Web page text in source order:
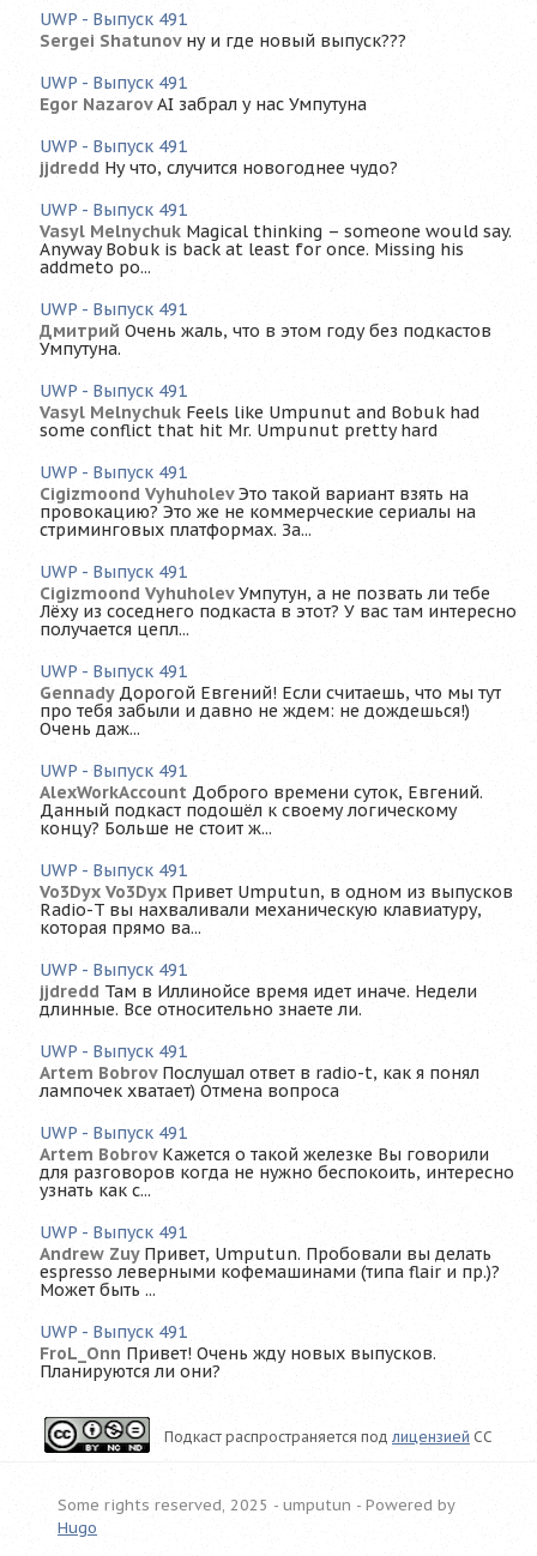
UWP - Выпуск 491
Sergei Shatunov ну и где новый выпуск???
UWP - Выпуск 491
Egor Nazarov AI забрал у нас Умпутуна
UWP - Выпуск 491
jjdredd Ну что, случится новогоднее чудо?
UWP - Выпуск 491
Vasyl Melnychuk Magical thinking – someone would say.
Anyway Bobuk is back at least for once. Missing his
addmeto po...
UWP - Выпуск 491
Дмитрий Очень жаль, что в этом году без подкастов
Умпутуна.
UWP - Выпуск 491
Vasyl Melnychuk Feels like Umpunut and Bobuk had
some conflict that hit Mr. Umpunut pretty hard
UWP - Выпуск 491
Cigizmoond Vyhuholev Это такой вариант взять на
провокацию? Это же не коммерческие сериалы на
стриминговых платформах. За...
UWP - Выпуск 491
Cigizmoond Vyhuholev Умпутун, а не позвать ли тебе
Лёху из соседнего подкаста в этот? У вас там интересно
получается цепл...
UWP - Выпуск 491
Gennady Дорогой Евгений! Если считаешь, что мы тут
про тебя забыли и давно не ждем: не дождешься!)
Очень даж...
UWP - Выпуск 491
AlexWorkAccount Доброго времени суток, Евгений.
Данный подкаст подошёл к своему логическому
концу? Больше не стоит ж...
UWP - Выпуск 491
Vo3Dyx Vo3Dyx Привет Umputun, в одном из выпусков
Radio-T вы нахваливали механическую клавиатуру,
которая прямо ва...
UWP - Выпуск 491
jjdredd Там в Иллинойсе время идет иначе. Недели
длинные. Все относительно знаете ли.
UWP - Выпуск 491
Artem Bobrov Послушал ответ в radio-t, как я понял
лампочек хватает) Отмена вопроса
UWP - Выпуск 491
Artem Bobrov Кажется о такой железке Вы говорили
для разговоров когда не нужно беспокоить, интересно
узнать как с...
UWP - Выпуск 491
Andrew Zuy Привет, Umputun. Пробовали вы делать
espresso леверными кофемашинами (типа flair и пр.)?
Может быть ...
UWP - Выпуск 491
FroL_Onn Привет! Очень жду новых выпусков.
Планируются ли они?
Подкаст распространяется под лицензией CC
Some rights reserved, 2025 - umputun - Powered by
Hugo